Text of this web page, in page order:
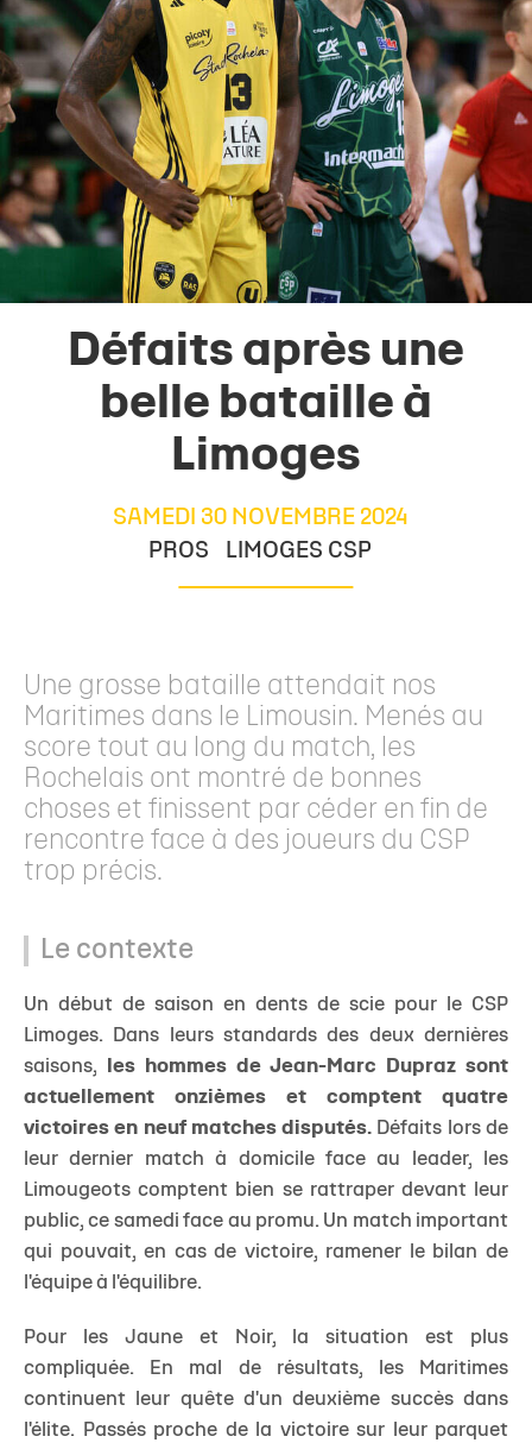
Défaits après une
belle bataille à
Limoges
SAMEDI 30 NOVEMBRE 2024
PROS
LIMOGES CSP
Une grosse bataille attendait nos
Maritimes dans le Limousin. Menés au
score tout au long du match, les
Rochelais ont montré de bonnes
choses et finissent par céder en fin de
rencontre face à des joueurs du CSP
trop précis.
Le contexte
Un début de saison en dents de scie pour le CSP
Limoges. Dans leurs standards des deux dernières
saisons,
les hommes de Jean-Marc Dupraz sont
actuellement onzièmes et comptent quatre
victoires en neuf matches disputés. Défaits lors de
leur dernier match à domicile face au leader, les
Limougeots comptent bien se rattraper devant leur
public, ce samedi face au promu. Un match important
qui pouvait, en cas de victoire, ramener le bilan de
l'équipe à l'équilibre.
Pour les Jaune et Noir, la situation est plus
compliquée. En mal de résultats, les Maritimes
continuent leur quête d'un deuxième succès dans
l'élite. Passés proche de la victoire sur leur parquet